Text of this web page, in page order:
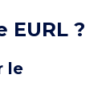
?
le